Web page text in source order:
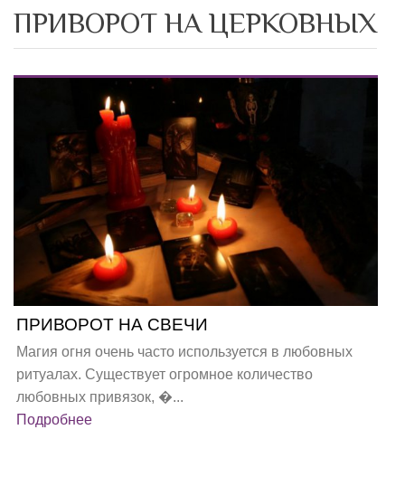
ПРИВОРОТ НА ЦЕРКОВНЫХ
ПРИВОРОТ НА СВЕЧИ
Магия огня очень часто используется в любовных
ритуалах. Существует огромное количество
любовных привязок, �...
Подробнее